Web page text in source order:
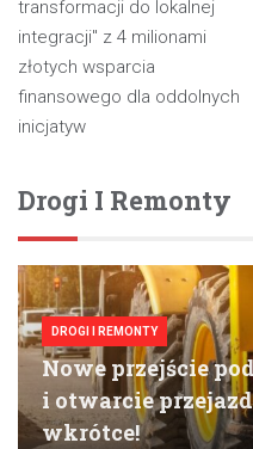
transformacji do lokalnej
integracji" z 4 milionami
złotych wsparcia
finansowego dla oddolnych
inicjatyw
Drogi I Remonty
DROGI I REMONTY
Nowe przejście
i otwarcie
wkrótce!